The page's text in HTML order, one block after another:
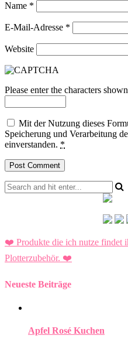
Name *
E-Mail-Adresse *
Website
Please enter the characters
Mit der Nutzung dieses
Speicherung und Verarbeitung
einverstanden. *
❤️ Produkte die ich nutze findet
Plotterzubehör. ❤️
Neueste Beiträge
Apfel Rosé Kuchen